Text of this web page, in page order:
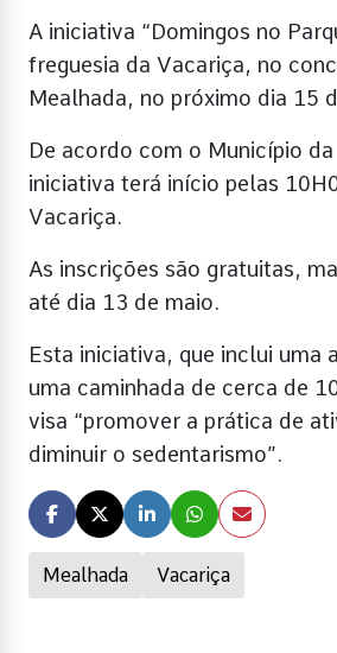
Mealhada Vacariça
A iniciativa “Domingos no
freguesia da Vacariça, no
Mealhada, no próximo dia 15
De acordo com o Município
iniciativa terá início pelas
Vacariça.
As inscrições são gratuitas,
até dia 13 de maio.
Esta iniciativa, que inclui uma
uma caminhada de cerca de
visa “promover a prática de
diminuir o sedentarismo”.